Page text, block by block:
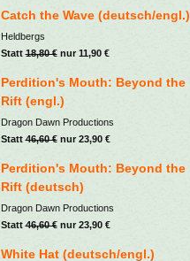
Catch the Wave (deutsch/engl.)
Heldbergs
Statt18,80 €nur 11,90 €
Perdition's Mouth: Beyond the
Rift (engl.)
Dragon Dawn Productions
Statt46,60 €nur 23,90 €
Perdition's Mouth: Beyond the
Rift (deutsch)
Dragon Dawn Productions
Statt46,60 €nur 23,90 €
White Hat (deutsch/engl.)